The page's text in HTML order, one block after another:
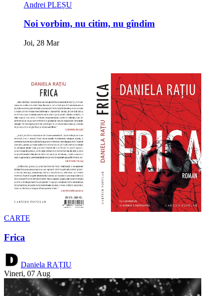
Andrei PLEȘU
Noi vorbim, nu citim, nu gîndim
Joi, 28 Mar
CARTE
Frica
Daniela RAȚIU
Vineri, 07 Aug